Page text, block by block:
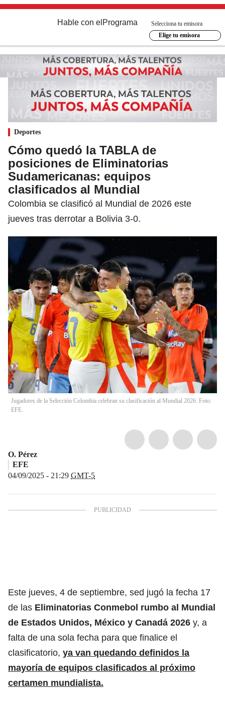
Hable con el Programa
Selecciona tu emisora
Elige tu emisora
Deportes
Cómo quedó la TABLA de
posiciones de Eliminatorias
Sudamericanas: equipos
clasificados al Mundial
Colombia se clasificó al Mundial de 2026 este
jueves tras derrotar a Bolivia 3-0.
Jugadores de la Selección Colombia celebran su clasificación al Mundial 2026. Foto:
EFE.
O. Pérez
EFE
04/09/2025 - 21:29 GMT-5
Este jueves, 4 de septiembre, sed jugó la fecha 17
de las Eliminatorias Conmebol rumbo al Mundial
de Estados Unidos, México y Canadá 2026 y, a
falta de una sola fecha para que finalice el
clasificatorio, ya van quedando definidos la
mayoría de equipos clasificados al próximo
certamen mundialista.